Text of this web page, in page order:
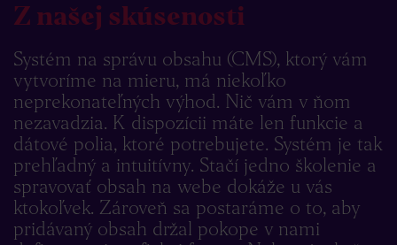
Z našej skúsenosti
Systém na správu obsahu (CMS), ktorý vám
vytvoríme na mieru, má niekoľko
neprekonateľných výhod. Nič vám v ňom
nezavadzia. K dispozícii máte len funkcie a
dátové polia, ktoré potrebujete. Systém je tak
prehľadný a intuitívny. Stačí jedno školenie a
spravovať obsah na webe dokáže u vás
ktokoľvek. Zároveň sa postaráme o to, aby
pridávaný obsah držal pokope v nami